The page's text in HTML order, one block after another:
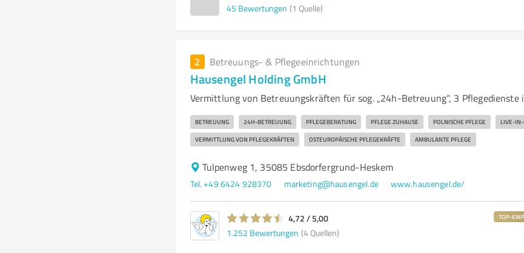
45 Bewertungen (1 Quelle)
2 Betreuungs- & Pflegeeinrichtungen
Hausengel Holding GmbH
Vermittlung von Betreuungskräften für sog. „24h-Betreuung“, 3 Pflegedienste
BETREUUNG 24H-BETREUUNG PFLEGEBERATUNG PFLEGE ZUHAUSE POLNISCHE PFLEGE LIVE-IN-
VERMITTLUNG VON PFLEGEKRÄFTEN OSTEUROPÄISCHE PFLEGEKRÄFTE AMBULANTE PFLEGE
Tulpenweg 1, 35085 Ebsdorfergrund-Heskem
Tel. +49 6424 928370 marketing@hausengel.de www.hausengel.de/
4,72 / 5,00
1.252 Bewertungen (4 Quellen)
TOP-